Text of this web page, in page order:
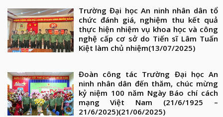
Trường Đại học An ninh nhân dân tổ
chức đánh giá, nghiệm thu kết quả
thực hiện nhiệm vụ khoa học và công
nghệ cấp cơ sở do Tiến sĩ Lâm Tuấn
Kiệt làm chủ nhiệm(13/07/2025)
Đoàn công tác Trường Đại học An
ninh nhân dân đến thăm, chúc mừng
kỷ niệm 100 năm Ngày Báo chí cách
mạng Việt Nam (21/6/1925 –
21/6/2025)(21/06/2025)